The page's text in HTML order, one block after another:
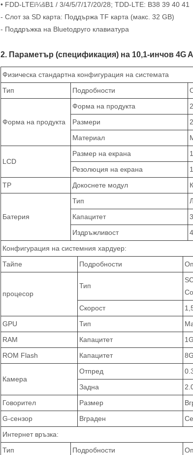
• FDD-LTEï¼šB1 / 3/4/5/7/17/20/28; TDD-LTE: B38 39 40 41
- Слот за SD карта: Поддържа TF карта (макс. 32 GB)
- Поддръжка на Bluetoдруго клавиатура
2. Параметър (спецификация) на 10,1-инчов 4G
Физическа стандартна конфигурация на системата
Тип
Подробности
Форма на продукта
Форма на продукта
Размери
Материал
LCD
Размер на екрана
Резолюция на екрана
TP
Докоснете модул
Батерия
Тип
Капацитет
Издръжливост
Конфигурация на системния хардуер:
Тайпе
Подробности
процесор
Тип
Скорост
GPU
Тип
RAM
Капацитет
ROM Flash
Капацитет
Камера
Отпред
Задна
Говорител
Размер
G-сензор
Вграден
Интернет връзка:
Тип
Подробности